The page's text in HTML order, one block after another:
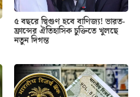
৫ বছরে দ্বিগুণ হবে বাণিজ্য! ভারত-
ফ্রান্সের ঐতিহাসিক চুক্তিতে খুলছে
নতুন দিগন্ত